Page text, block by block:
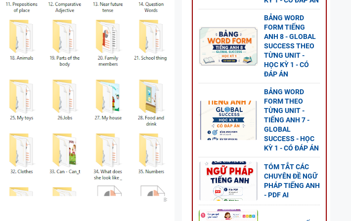
BÀI TẬP LUYỆN NGHE - TIẾNG ANH
9 - GLOBAL SUCCESS - HỌC KỲ 2 -
CÓ SCRIPT + ĐÁP ÁN
BÀI TẬP LUYỆN NGHE TIẾNG ANH 8
- HỌC KỲ 2 - GLOBAL SUCCESS - CÓ
SCRIPT + ĐÁP ÁN
BẢNG WORD
FORM TIẾNG
ANH 8 - GLOBAL
SUCCESS THEO
TỪNG UNIT -
HỌC KỲ 1 - CÓ
ĐÁP ÁN
BẢNG WORD
FORM THEO
TỪNG UNIT -
TIẾNG ANH 7 -
GLOBAL
SUCCESS - HỌC
KỲ 1 - CÓ ĐÁP ÁN
TÓM TẮT CÁC
CHUYÊN ĐỀ NGỮ
PHÁP TIẾNG ANH
- PDF AI